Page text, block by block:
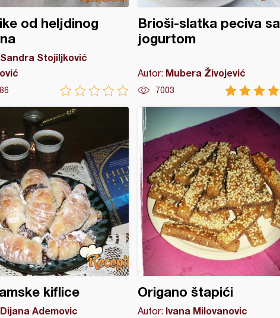
od heljdinog
Sandra Stojiljković
Brioši-slatka peciva sa
jogurtom
Autor: Mubera Živojević
7003
kiflice
Dijana Ademovic
Origano štapići
Autor: Ivana Milovanovic